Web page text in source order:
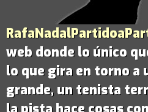
web donde lo único
lo que gira en torno a
grande, un tenista